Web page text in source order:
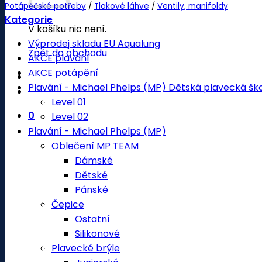
V košíku nic není.
Zpět do obchodu
0
Potápěčské potřeby / Tlakové láhve / Ventily, manifoldy
Kategorie
Výprodej skladu EU Aqualung
AKCE plavání
AKCE potápění
Plavání - Michael Phelps (MP) Dětská plavecká
Level 01
Level 02
Plavání - Michael Phelps (MP)
Oblečení MP TEAM
Dámské
Dětské
Pánské
Čepice
Ostatní
Silikonové
Plavecké brýle